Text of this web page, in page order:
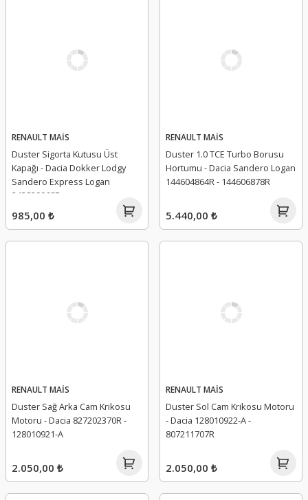
RENAULT MAİS
Duster Sigorta Kutusu Üst
Kapağı - Dacia Dokker Lodgy
Sandero Express Logan
243829068R
985,00 ₺
RENAULT MAİS
Duster 1.0 TCE Turbo Borusu
Hortumu - Dacia Sandero Logan
144604864R - 144606878R
5.440,00 ₺
RENAULT MAİS
Duster Sağ Arka Cam Krikosu
Motoru - Dacia 827202370R -
128010921-A
2.050,00 ₺
RENAULT MAİS
Duster Sol Cam Krikosu Motoru
- Dacia 128010922-A -
807211707R
2.050,00 ₺